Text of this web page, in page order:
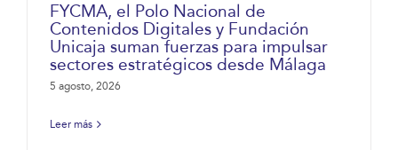
FYCMA, el Polo Nacional de
Contenidos Digitales y Fundación
Unicaja suman fuerzas para impulsar
sectores estratégicos desde Málaga
5 agosto, 2026
Leer más